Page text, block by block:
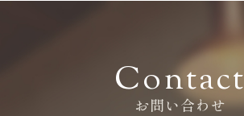
Contact
お問い合わせ